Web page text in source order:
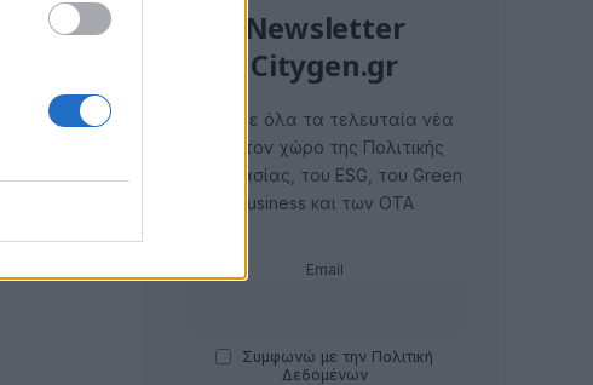
Newsletter
Citygen.gr
Λάβετε όλα τα τελευταία νέα
από τον χώρο της Πολιτικής
Προστασίας, του ESG, του Green
Business και των ΟΤΑ
Email
Συμφωνώ με την Πολιτική
Δεδομένων